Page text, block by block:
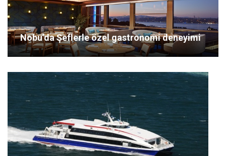
Nobu’da Şeflerle özel gastronomi deneyimi